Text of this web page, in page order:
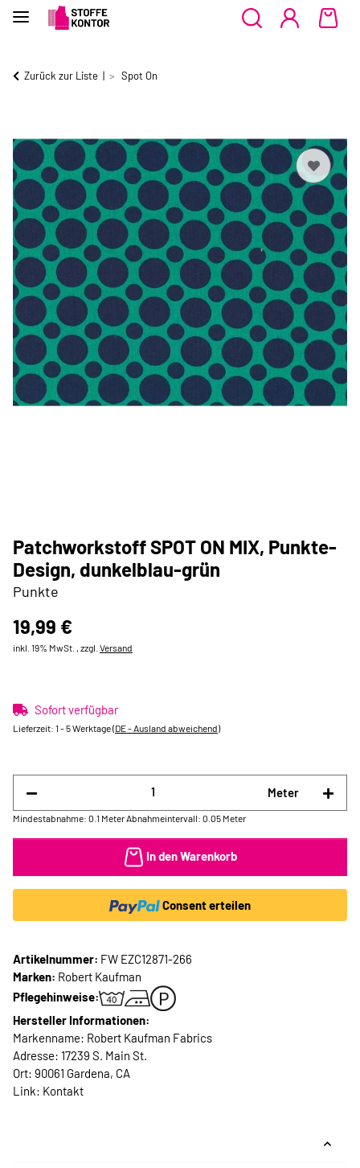
Zurück zur Liste Spot On
Patchworkstoff SPOT ON MIX, Punkte-
Design, dunkelblau-grün
Punkte
19,99 €
inkl. 19% MwSt. , zzgl. Versand
Sofort verfügbar
Lieferzeit: 1 - 5 Werktage(DE - Ausland abweichend)
Meter
Mindestabnahme: 0.1 Meter Abnahmeintervall: 0.05 Meter
In den Warenkorb
Consent erteilen
Artikelnummer: FW EZC12871-266
Marken: Robert Kaufman
Pflegehinweise:
Hersteller Informationen:
Markenname: Robert Kaufman Fabrics
Adresse: 17239 S. Main St.
Ort: 90061 Gardena, CA
Link: Kontakt